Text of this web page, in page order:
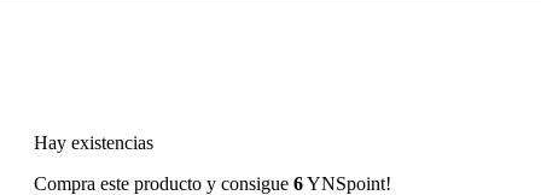
Hay existencias
Compra este producto y consigue 6YNSpoint!